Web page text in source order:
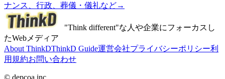
ナンス、行政、葬儀・儀礼など→
"Think different"な人や企業にフォーカスし
たWebメディア
About ThinkDThinkD Guide運営会社プライバシーポリシー利
用規約お問い合わせ
© depcoa inc.